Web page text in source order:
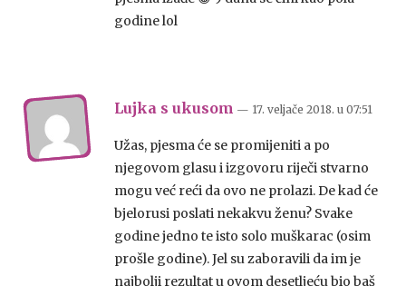
godine lol
Lujka s ukusom — 17. veljače 2018. u 07:51
Užas, pjesma će se promijeniti a po
njegovom glasu i izgovoru riječi stvarno
mogu već reći da ovo ne prolazi. De kad će
bjelorusi poslati nekakvu ženu? Svake
godine jedno te isto solo muškarac (osim
prošle godine). Jel su zaboravili da im je
najbolji rezultat u ovom desetljeću bio baš